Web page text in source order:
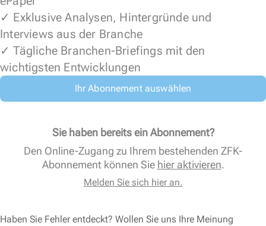
✓ Exklusive Analysen, Hintergründe und
Interviews aus der Branche
✓ Tägliche Branchen-Briefings mit den
wichtigsten Entwicklungen
Ihr Abonnement auswählen
Sie haben bereits ein Abonnement?
Den Online-Zugang zu Ihrem bestehenden ZFK-
Abonnement können Sie hier aktivieren.
Melden Sie sich hier an.
Haben Sie Fehler entdeckt? Wollen Sie uns Ihre Meinung